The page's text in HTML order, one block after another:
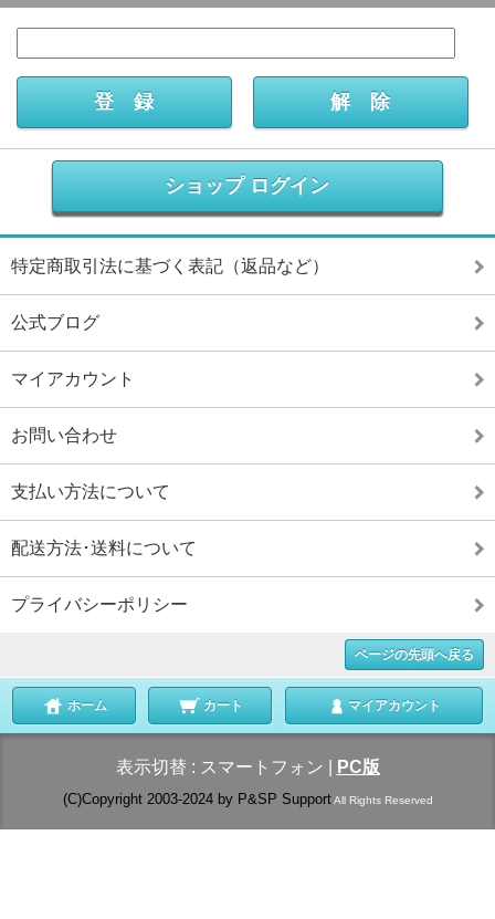
ショップ ログイン
特定商取引法に基づく表記（返品など）
公式ブログ
マイアカウント
お問い合わせ
支払い方法について
配送方法･送料について
プライバシーポリシー
ページの先頭へ戻る
ホーム カート マイアカウント
表示切替 : スマートフォン PC版
(C)Copyright 2003-2024 by P&SP SupportAll Rights Reserved